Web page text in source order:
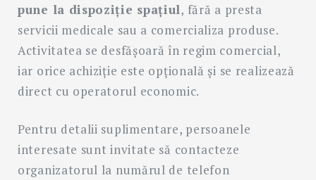
pune la dispoziție spațiul, fără a presta
servicii medicale sau a comercializa produse.
Activitatea se desfășoară în regim comercial,
iar orice achiziție este opțională și se realizează
direct cu operatorul economic.
Pentru detalii suplimentare, persoanele
interesate sunt invitate să contacteze
organizatorul la numărul de telefon